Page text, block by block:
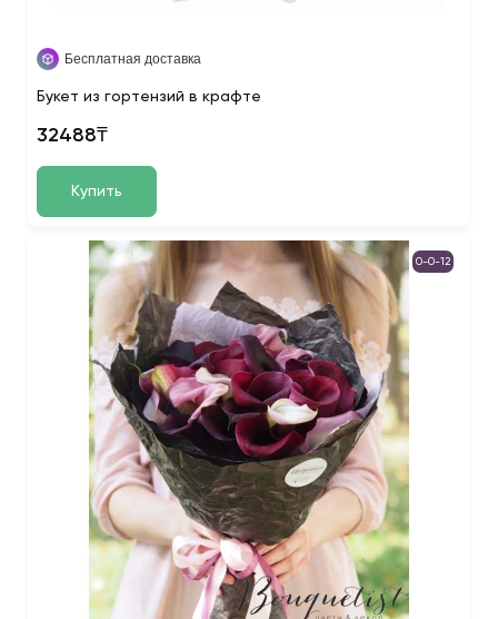
Бесплатная доставка
Букет из гортензий в крафте
32488₸
Купить
0-0-12